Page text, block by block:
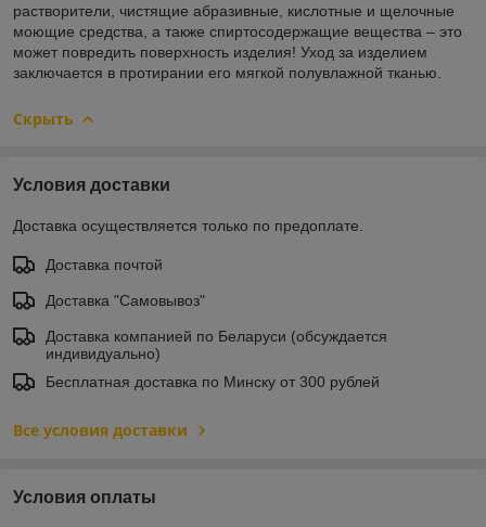
растворители, чистящие абразивные, кислотные и щелочные
моющие средства, а также спиртосодержащие вещества – это
может повредить поверхность изделия! Уход за изделием
заключается в протирании его мягкой полувлажной тканью.
Скрыть
Условия доставки
Доставка осуществляется только по предоплате.
Доставка почтой
Доставка "Самовывоз"
Доставка компанией по Беларуси (обсуждается
индивидуально)
Бесплатная доставка по Минску от 300 рублей
Все условия доставки
Условия оплаты